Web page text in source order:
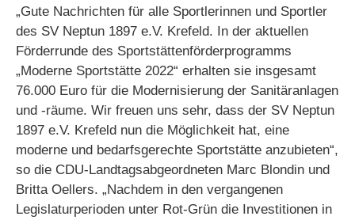
„Gute Nachrichten für alle Sportlerinnen und Sportler
des SV Neptun 1897 e.V. Krefeld. In der aktuellen
Förderrunde des Sportstättenförderprogramms
„Moderne Sportstätte 2022“ erhalten sie insgesamt
76.000 Euro für die Modernisierung der Sanitäranlagen
und -räume. Wir freuen uns sehr, dass der SV Neptun
1897 e.V. Krefeld nun die Möglichkeit hat, eine
moderne und bedarfsgerechte Sportstätte anzubieten“,
so die CDU-Landtagsabgeordneten Marc Blondin und
Britta Oellers. „Nachdem in den vergangenen
Legislaturperioden unter Rot-Grün die Investitionen in